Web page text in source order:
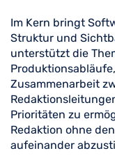
Im Kern bringt
Struktur und
unterstützt die
Zusammenarbeit
Prioritäten zu
Redaktion ohne
aufeinander